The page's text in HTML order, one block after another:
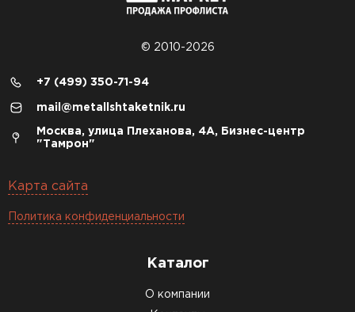
© 2010-2026
+7 (499) 350-71-94
mail@metallshtaketnik.ru
Москва, улица Плеханова, 4А, Бизнес-центр
"Тамрон"
Карта сайта
Политика конфиденциальности
Каталог
О компании